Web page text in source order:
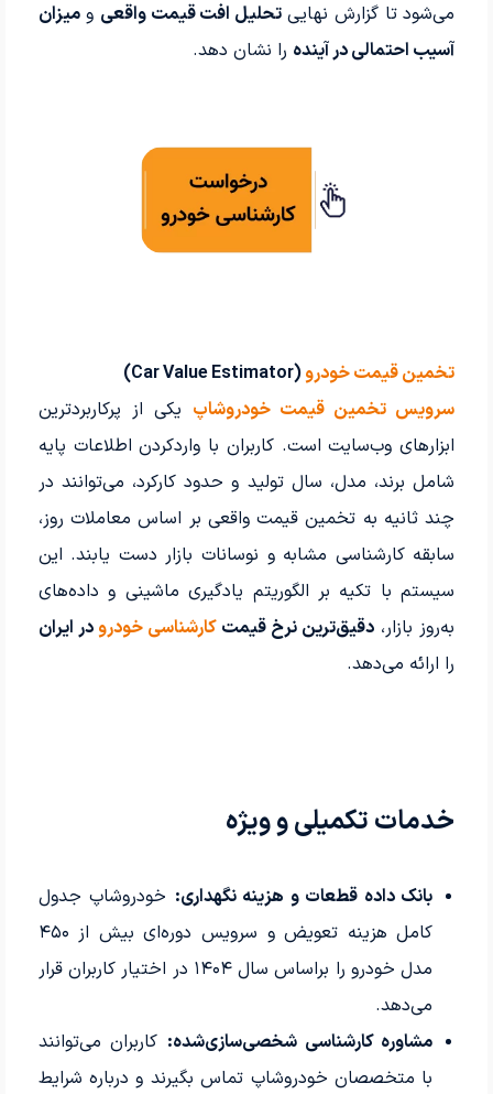
می‌شود تا گزارش نهاییتحلیل افت قیمت واقعی ومیزان
آسیب احتمالی در آینده را نشان دهد.
تخمین قیمت خودرو(Car Value Estimator)
سرویس تخمین قیمت خودروشاپ یکی از پرکاربردترین
ابزارهای وب‌سایت است. کاربران با واردکردن اطلاعات پایه
شامل برند، مدل، سال تولید و حدود کارکرد، می‌توانند در
چند ثانیه به تخمین قیمت واقعی بر اساس معاملات روز،
سابقه کارشناسی مشابه و نوسانات بازار دست یابند. این
سیستم با تکیه بر الگوریتم یادگیری ماشینی و داده‌های
به‌روز بازار، دقیق‌ترین نرخ قیمتکارشناسی خودرودر ایران
را ارائه می‌دهد.
خدمات تکمیلی و ویژه
بانک داده قطعات و هزینه نگهداری: خودروشاپ جدول
کامل هزینه تعویض و سرویس دوره‌ای بیش از ۴۵۰
مدل خودرو را براساس سال ۱۴۰۴ در اختیار کاربران قرار
می‌دهد.
مشاوره کارشناسی شخصی‌سازی‌شده: کاربران می‌توانند
با متخصصان خودروشاپ تماس بگیرند و درباره شرایط